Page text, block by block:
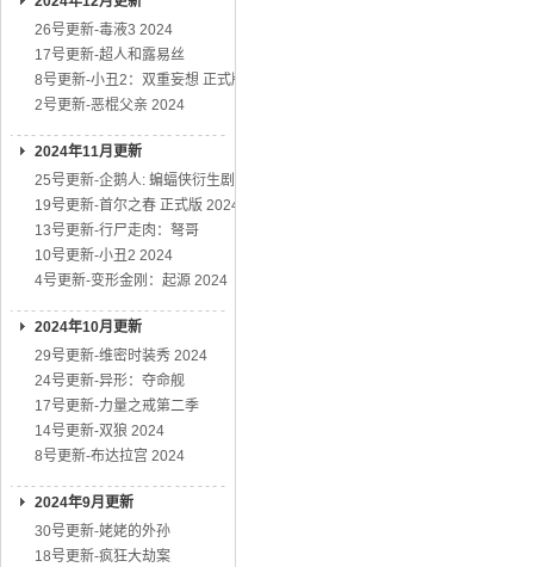
26号更新-毒液3 2024
17号更新-超人和露易丝
8号更新-小丑2：双重妄想 正式版
2号更新-恶棍父亲 2024
2024年11月更新
25号更新-企鹅人: 蝙蝠侠衍生剧
19号更新-首尔之春 正式版 2024
13号更新-行尸走肉：弩哥
10号更新-小丑2 2024
4号更新-变形金刚：起源 2024
2024年10月更新
29号更新-维密时装秀 2024
24号更新-异形：夺命舰
17号更新-力量之戒第二季
14号更新-双狼 2024
8号更新-布达拉宫 2024
2024年9月更新
30号更新-姥姥的外孙
18号更新-疯狂大劫案